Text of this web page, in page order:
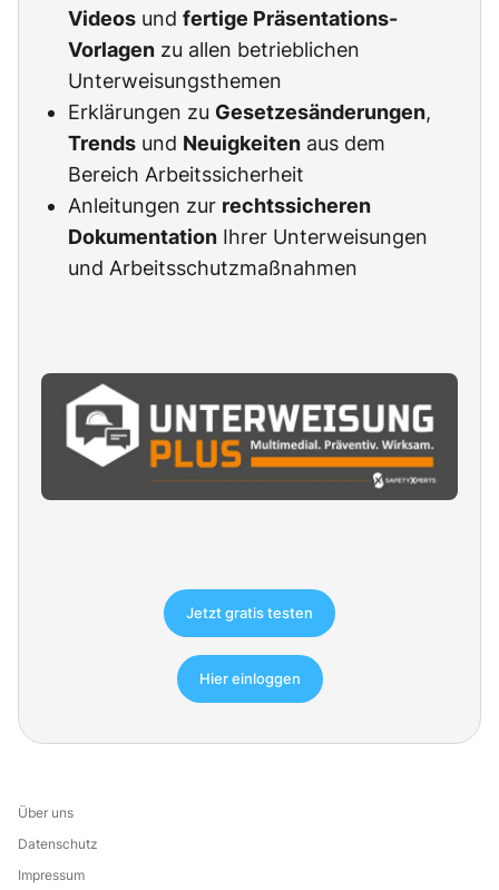
Videos und fertige Präsentations-
Vorlagen zu allen betrieblichen
Unterweisungsthemen
Erklärungen zu Gesetzesänderungen,
Trends und Neuigkeiten aus dem
Bereich Arbeitssicherheit
Anleitungen zur rechtssicheren
Dokumentation Ihrer Unterweisungen
und Arbeitsschutzmaßnahmen
Jetzt gratis testen
Hier einloggen
Über uns
Datenschutz
Impressum